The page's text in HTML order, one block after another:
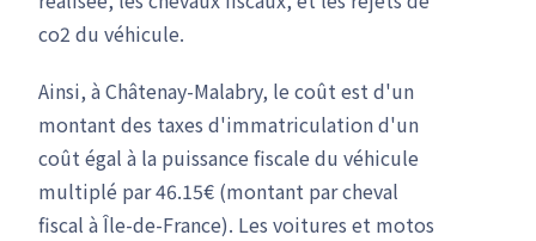
co2 du véhicule.
Ainsi, à Châtenay-Malabry, le coût est d'un
montant des taxes d'immatriculation d'un
coût égal à la puissance fiscale du véhicule
multiplé par 46.15€ (montant par cheval
fiscal à Île-de-France). Les voitures et motos